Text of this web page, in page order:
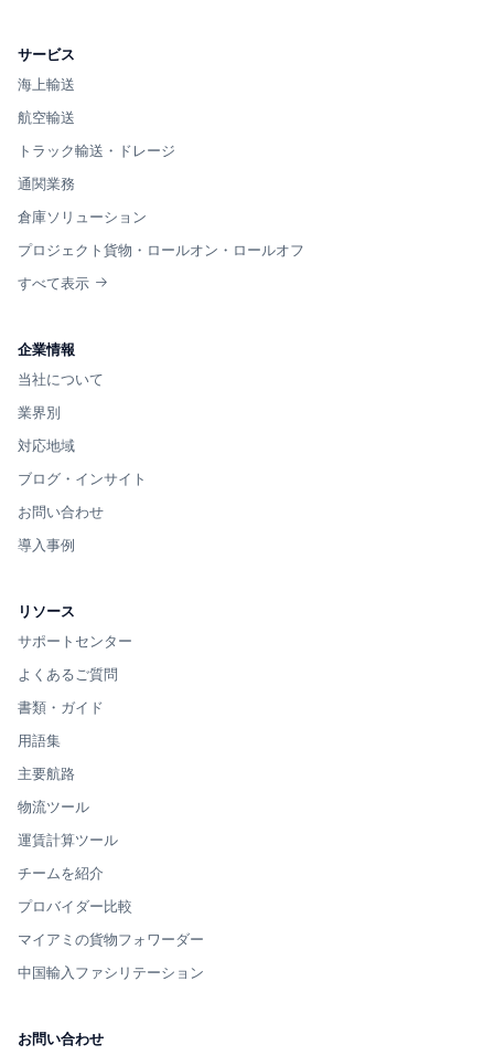
サービス
海上輸送
航空輸送
トラック輸送・ドレージ
通関業務
倉庫ソリューション
プロジェクト貨物・ロールオン・ロールオフ
すべて表示
企業情報
当社について
業界別
対応地域
ブログ・インサイト
お問い合わせ
導入事例
リソース
サポートセンター
よくあるご質問
書類・ガイド
用語集
主要航路
物流ツール
運賃計算ツール
チームを紹介
プロバイダー比較
マイアミの貨物フォワーダー
中国輸入ファシリテーション
お問い合わせ